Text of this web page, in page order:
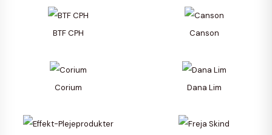
BTF CPH Canson
Corium Dana Lim